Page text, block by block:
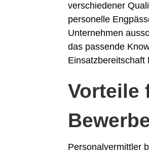
verschiedener
personelle
Unternehmen
das passende
Einsatzbereitschaft
Vorteile
Personalvermittler